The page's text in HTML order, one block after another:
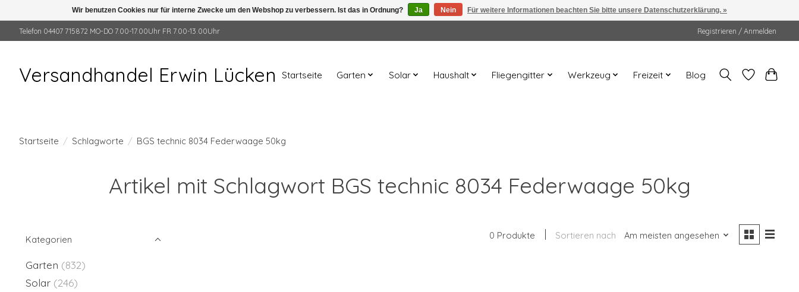
Telefon 04407 715872 MO-DO 7.00-17.00Uhr FR 7.00-13.00Uhr Registrieren / Anmelden
Versandhandel Erwin Lücken Startseite Garten Solar Haushalt Fliegengitter Werkzeug Freizeit Blog
Startseite / Schlagworte / BGS technic 8034 Federwaage 50kg
Artikel mit Schlagwort BGS technic 8034 Federwaage 50kg
Kategorien
Garten (832)
Solar (246)
0 Produkte Sortieren nach Am meisten angesehen
Wir benutzen Cookies nur für interne Zwecke um den Webshop zu verbessern. Ist das in Ordnung? Ja Nein Für weitere Informationen beachten Sie bitte unsere Datenschutzerklärung. »